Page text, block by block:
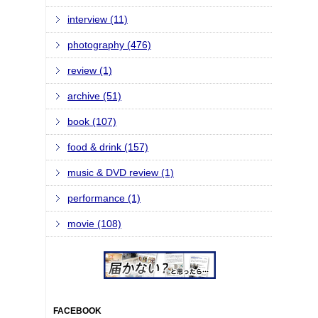
interview (11)
photography (476)
review (1)
archive (51)
book (107)
food & drink (157)
music & DVD review (1)
performance (1)
movie (108)
FACEBOOK